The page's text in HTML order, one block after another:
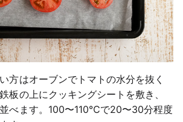
方はオーブンでトマトの水分を抜く
板の上にクッキングシートを敷き、
べます。100〜110℃で20〜30分程度